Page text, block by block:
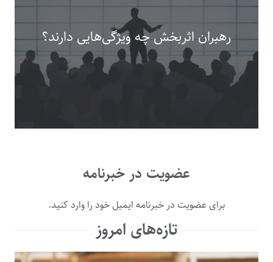
رهبران اثربخش چه ویژگی‌هایی دارند؟
عضویت در خبرنامه
برای عضویت در خبرنامه ایمیل خود را وارد کنید.
تازه‌های امروز